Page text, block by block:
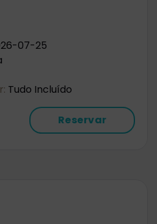
07-25
Tudo Incluído
Reservar